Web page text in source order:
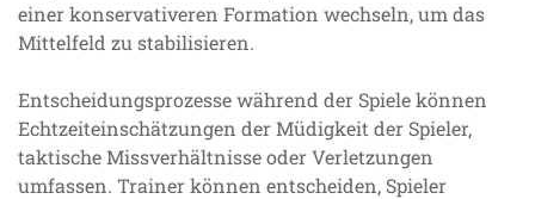
einer konservativeren Formation wechseln, um das
Mittelfeld zu stabilisieren.
Entscheidungsprozesse während der Spiele können
Echtzeiteinschätzungen der Müdigkeit der Spieler,
taktische Missverhältnisse oder Verletzungen
umfassen. Trainer können entscheiden, Spieler